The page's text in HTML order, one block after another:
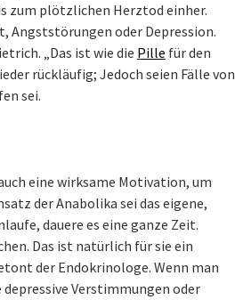
zum plötzlichen Herztod einher.
Angststörungen oder Depression.
„Das ist wie die Pille für den
rückläufig; Jedoch seien Fälle von
sei.
eine wirksame Motivation, um
der Anabolika sei das eigene,
dauere es eine ganze Zeit.
Das ist natürlich für sie ein
der Endokrinologe. Wenn man
Verstimmungen oder